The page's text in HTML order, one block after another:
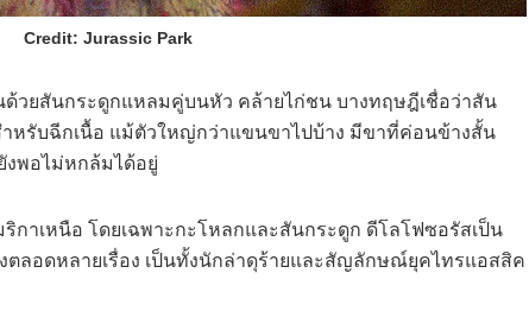
Credit: Jurassic Park
ด้วยสันกระดูกแหลมคู่บนหัว คล้ายไก่ชน บางทฤษฎีเชื่อว่าสัน
รับฉีกเนื้อ แม้ตัวใหญ่กว่าแขนขาไปบ้าง มีขาที่ค่อนข้างสั้น
งพอไม่หกล้มได้อยู่
าเหนือ โดยเฉพาะกะโหลกและสันกระดูก ดีโลโฟซอรัสเป็น
ตลอดหลายเรื่อง เป็นทั้งนักล่าดุร้ายและสัญลักษณ์ยุคไทรแอสสิค